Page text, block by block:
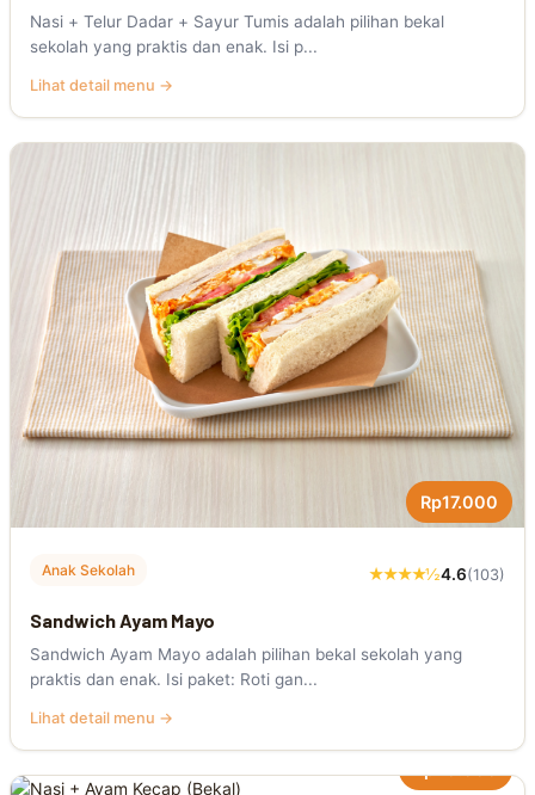
Nasi + Telur Dadar + Sayur Tumis adalah pilihan bekal
sekolah yang praktis dan enak. Isi p...
Lihat detail menu →
Rp17.000
Anak Sekolah ★★★★½4.6(103)
Sandwich Ayam Mayo
Sandwich Ayam Mayo adalah pilihan bekal sekolah yang
praktis dan enak. Isi paket: Roti gan...
Lihat detail menu →